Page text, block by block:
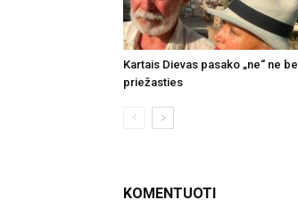
Kartais Dievas pasako „ne“ ne be
priežasties
KOMENTUOTI